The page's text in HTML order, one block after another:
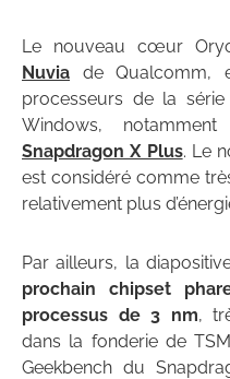
Le nouveau cœur
Nuvia de Qualcomm,
processeurs de la
Windows,
Snapdragon X Plus. Le
est considéré comme
relativement plus
Par ailleurs, la
prochain chipset
processus de 3 nm,
dans la fonderie de
Geekbench du